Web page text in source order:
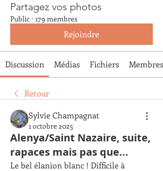
Partagez vos photos
Public · 179 membres
Rejoindre
Discussion Médias Fichiers Membres
Retour
Sylvie Champagnat
1 octobre 2025
Alenya/Saint Nazaire, suite,
rapaces mais pas que...
Le bel élanion blanc ! Difficile à